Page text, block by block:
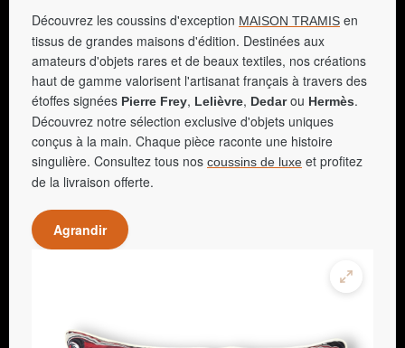
Découvrez les coussins d'exception MAISON TRAMIS en
tissus de grandes maisons d'édition. Destinées aux
amateurs d'objets rares et de beaux textiles, nos créations
haut de gamme valorisent l'artisanat français à travers des
étoffes signées Pierre Frey, Lelièvre, Dedarou Hermès.
Découvrez notre sélection exclusive d'objets uniques
conçus à la main. Chaque pièce raconte une histoire
singulière. Consultez tous nos coussins de luxe et profitez
de la livraison offerte.
Agrandir